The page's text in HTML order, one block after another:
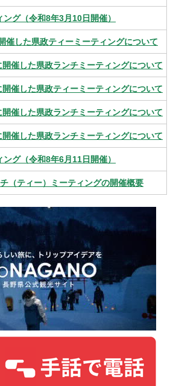
グ（令和8年3月10日開催）
催した県政ティーミーティングについて
催した県政ランチミーティングについて
催した県政ティーミーティングについて
催した県政ランチミーティングについて
催した県政ランチミーティングについて
グ（令和8年6月11日開催）
（ティー）ミーティングの開催概要